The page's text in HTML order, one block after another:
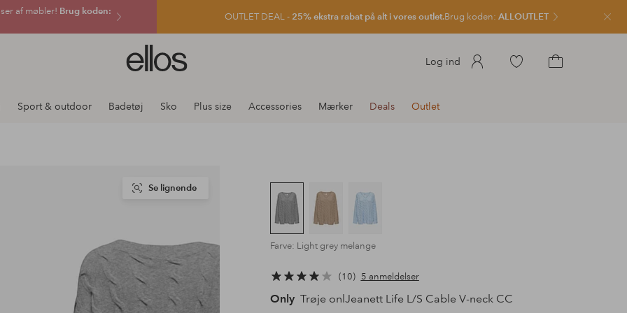
af møbler! Brug koden:
OUTLET DEAL - 25% ekstra rabat på alt i vores outlet.Brug koden: ALLOUTLET Luk
Ellos
logo
gå
Log ind
Gå
Sport & outdoor Badetøj Sko Plus size Accessories Mærker Deals Outlet
Se lignende
Farve: Light grey melange
10 5 anmeldelser
Only Trøje onlJeanett Life L/S Cable V-neck CC